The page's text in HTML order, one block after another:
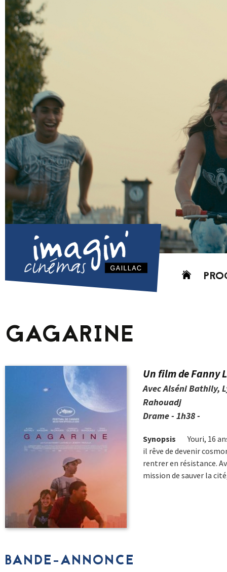
Aller
GAGARINE
Un film de Fanny
Avec Alséni Bathily,
Rahouadj
Drame - 1h38 -
Synopsis
Youri, 16
il rêve de devenir
rentrer en résistance.
mission de sauver la
BANDE-ANNONCE